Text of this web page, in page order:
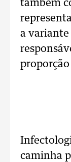
também
a variante
proporção
caminha